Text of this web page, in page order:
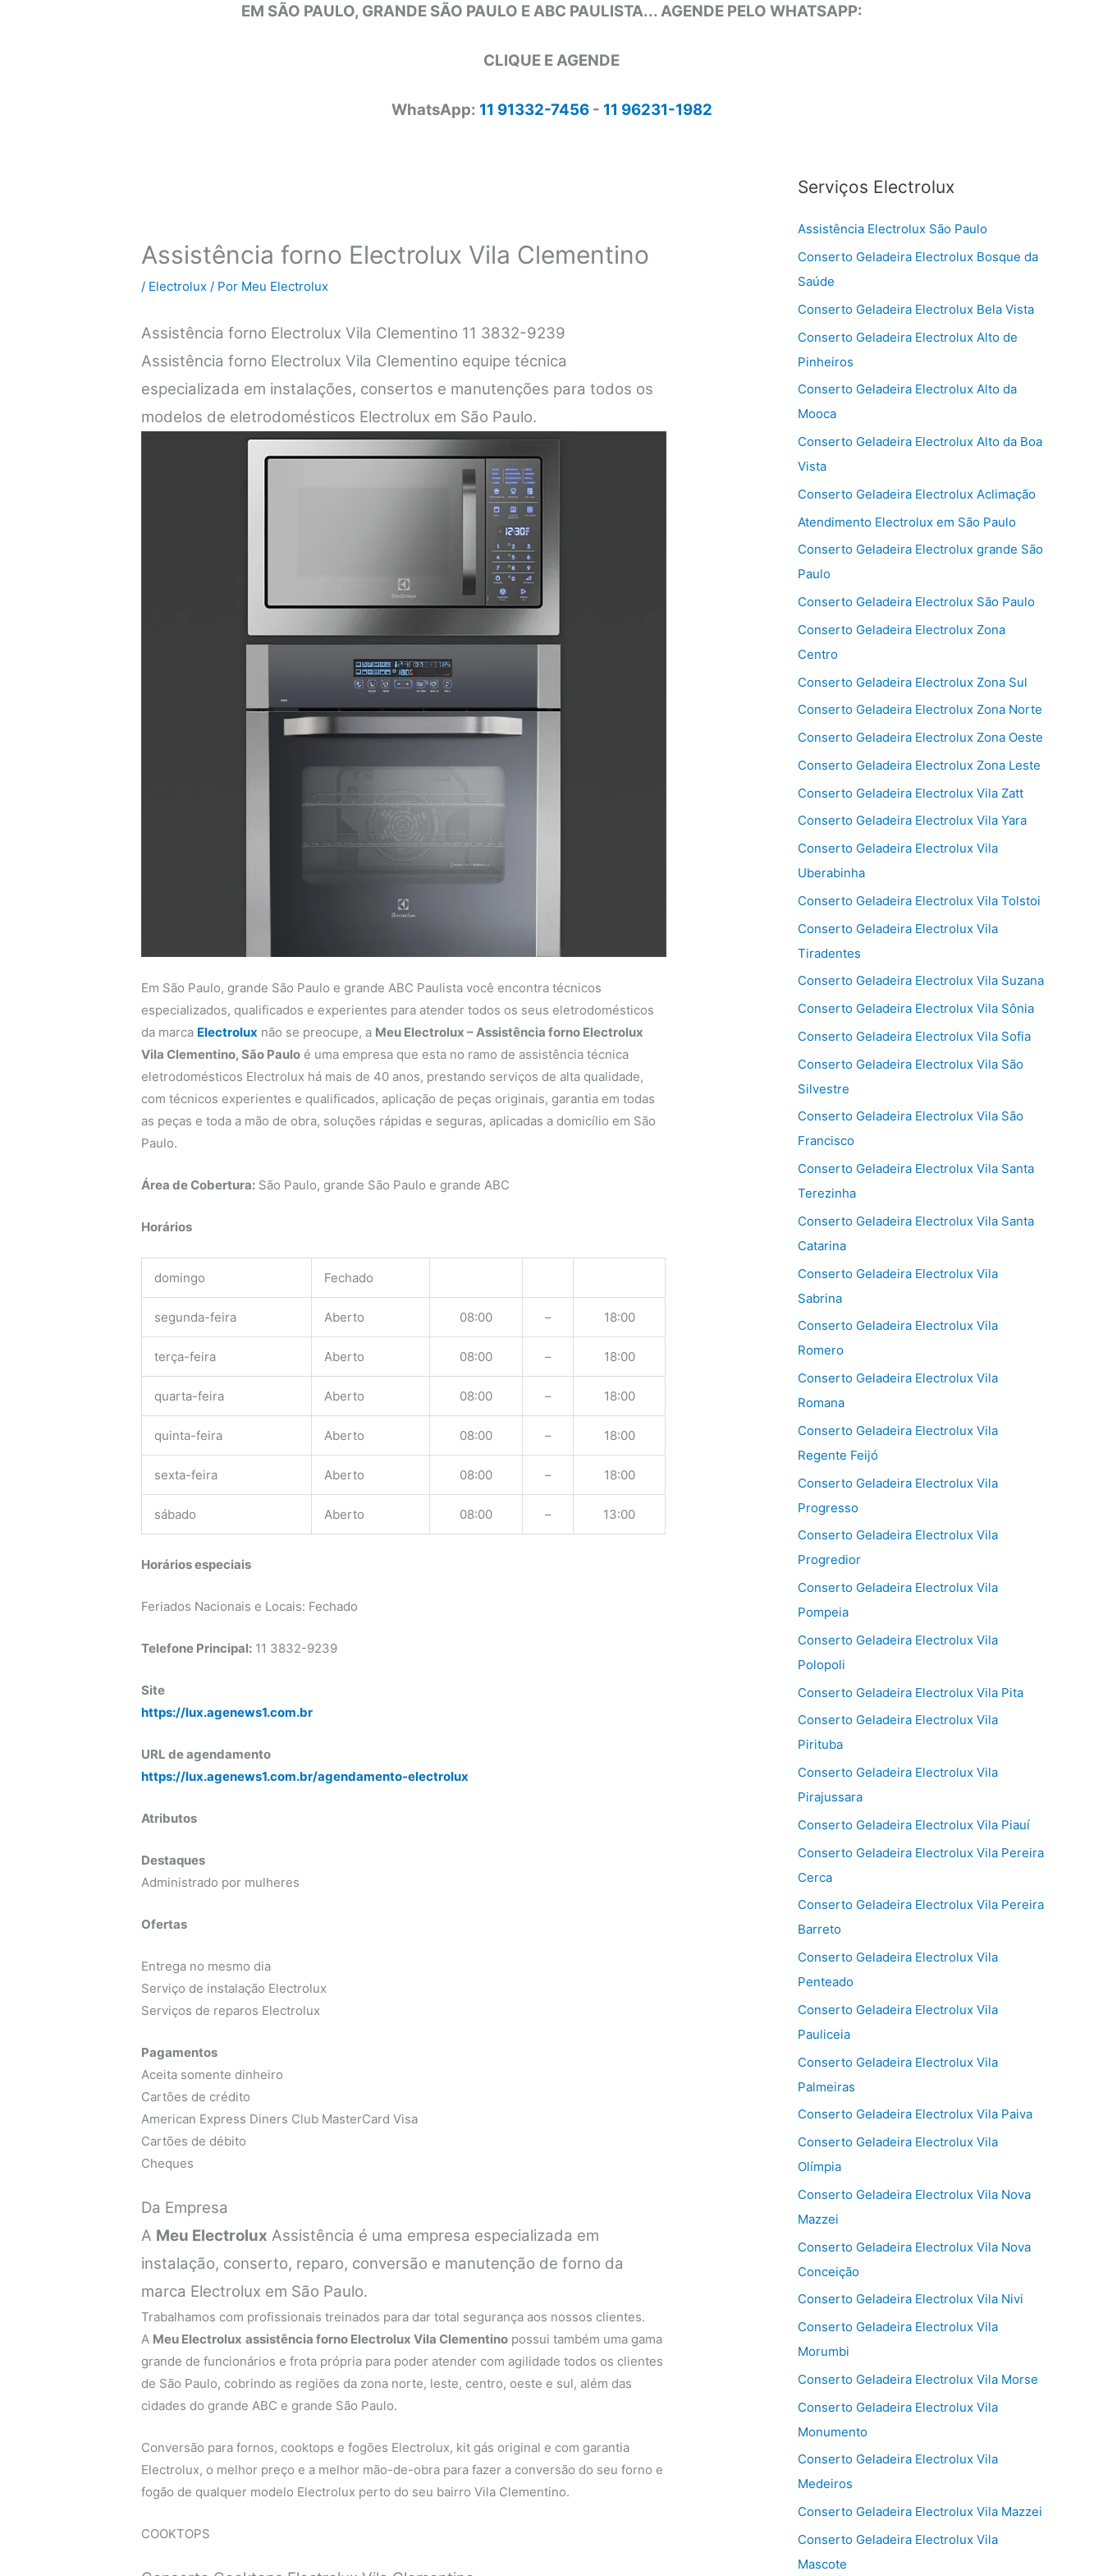
EM SÃO PAULO, GRANDE SÃO PAULO E ABC PAULISTA... AGENDE PELO WHATSAPP:
CLIQUE E AGENDE
WhatsApp: 11 91332-7456- 11 96231-1982
Assistência forno Electrolux Vila Clementino
/ Electrolux / Por Meu Electrolux
Assistência forno Electrolux Vila Clementino 11 3832-9239
Assistência forno Electrolux Vila Clementino equipe técnica
especializada em instalações, consertos e manutenções para todos os
modelos de eletrodomésticos Electrolux em São Paulo.
Em São Paulo, grande São Paulo e grande ABC Paulista você encontra técnicos
especializados, qualificados e experientes para atender todos os seus eletrodomésticos
da marca Electrolux não se preocupe, a Meu Electrolux – Assistência forno Electrolux
Vila Clementino, São Paulo é uma empresa que esta no ramo de assistência técnica
eletrodomésticos Electrolux há mais de 40 anos, prestando serviços de alta qualidade,
com técnicos experientes e qualificados, aplicação de peças originais, garantia em todas
as peças e toda a mão de obra, soluções rápidas e seguras, aplicadas a domicílio em São
Paulo.
Área de Cobertura: São Paulo, grande São Paulo e grande ABC
Horários
domingo Fechado
segunda-feira Aberto 08:00 – 18:00
terça-feira Aberto 08:00 – 18:00
quarta-feira Aberto 08:00 – 18:00
quinta-feira Aberto 08:00 – 18:00
sexta-feira Aberto 08:00 – 18:00
sábado Aberto 08:00 – 13:00
Horários especiais
Feriados Nacionais e Locais: Fechado
Telefone Principal: 11 3832-9239
Site
https://lux.agenews1.com.br
URL de agendamento
https://lux.agenews1.com.br/agendamento-electrolux
Atributos
Destaques
Administrado por mulheres
Ofertas
Entrega no mesmo dia
Serviço de instalação Electrolux
Serviços de reparos Electrolux
Pagamentos
Aceita somente dinheiro
Cartões de crédito
American Express Diners Club MasterCard Visa
Cartões de débito
Cheques
Da Empresa
A Meu Electrolux Assistência é uma empresa especializada em
instalação, conserto, reparo, conversão e manutenção de forno da
marca Electrolux em São Paulo.
Trabalhamos com profissionais treinados para dar total segurança aos nossos clientes.
A Meu Electrolux assistência forno Electrolux Vila Clementino possui também uma gama
grande de funcionários e frota própria para poder atender com agilidade todos os clientes
de São Paulo, cobrindo as regiões da zona norte, leste, centro, oeste e sul, além das
cidades do grande ABC e grande São Paulo.
Conversão para fornos, cooktops e fogões Electrolux, kit gás original e com garantia
Electrolux, o melhor preço e a melhor mão-de-obra para fazer a conversão do seu forno e
fogão de qualquer modelo Electrolux perto do seu bairro Vila Clementino.
COOKTOPS
Serviços Electrolux
Assistência Electrolux São Paulo
Conserto Geladeira Electrolux Bosque da
Saúde
Conserto Geladeira Electrolux Bela Vista
Conserto Geladeira Electrolux Alto de
Pinheiros
Conserto Geladeira Electrolux Alto da
Mooca
Conserto Geladeira Electrolux Alto da Boa
Vista
Conserto Geladeira Electrolux Aclimação
Atendimento Electrolux em São Paulo
Conserto Geladeira Electrolux grande São
Paulo
Conserto Geladeira Electrolux São Paulo
Conserto Geladeira Electrolux Zona
Centro
Conserto Geladeira Electrolux Zona Sul
Conserto Geladeira Electrolux Zona Norte
Conserto Geladeira Electrolux Zona Oeste
Conserto Geladeira Electrolux Zona Leste
Conserto Geladeira Electrolux Vila Zatt
Conserto Geladeira Electrolux Vila Yara
Conserto Geladeira Electrolux Vila
Uberabinha
Conserto Geladeira Electrolux Vila Tolstoi
Conserto Geladeira Electrolux Vila
Tiradentes
Conserto Geladeira Electrolux Vila Suzana
Conserto Geladeira Electrolux Vila Sônia
Conserto Geladeira Electrolux Vila Sofia
Conserto Geladeira Electrolux Vila São
Silvestre
Conserto Geladeira Electrolux Vila São
Francisco
Conserto Geladeira Electrolux Vila Santa
Terezinha
Conserto Geladeira Electrolux Vila Santa
Catarina
Conserto Geladeira Electrolux Vila
Sabrina
Conserto Geladeira Electrolux Vila
Romero
Conserto Geladeira Electrolux Vila
Romana
Conserto Geladeira Electrolux Vila
Regente Feijó
Conserto Geladeira Electrolux Vila
Progresso
Conserto Geladeira Electrolux Vila
Progredior
Conserto Geladeira Electrolux Vila
Pompeia
Conserto Geladeira Electrolux Vila
Polopoli
Conserto Geladeira Electrolux Vila Pita
Conserto Geladeira Electrolux Vila
Pirituba
Conserto Geladeira Electrolux Vila
Pirajussara
Conserto Geladeira Electrolux Vila Piauí
Conserto Geladeira Electrolux Vila Pereira
Cerca
Conserto Geladeira Electrolux Vila Pereira
Barreto
Conserto Geladeira Electrolux Vila
Penteado
Conserto Geladeira Electrolux Vila
Pauliceia
Conserto Geladeira Electrolux Vila
Palmeiras
Conserto Geladeira Electrolux Vila Paiva
Conserto Geladeira Electrolux Vila
Olímpia
Conserto Geladeira Electrolux Vila Nova
Mazzei
Conserto Geladeira Electrolux Vila Nova
Conceição
Conserto Geladeira Electrolux Vila Nivi
Conserto Geladeira Electrolux Vila
Morumbi
Conserto Geladeira Electrolux Vila Morse
Conserto Geladeira Electrolux Vila
Monumento
Conserto Geladeira Electrolux Vila
Medeiros
Conserto Geladeira Electrolux Vila Mazzei
Conserto Geladeira Electrolux Vila
Mascote